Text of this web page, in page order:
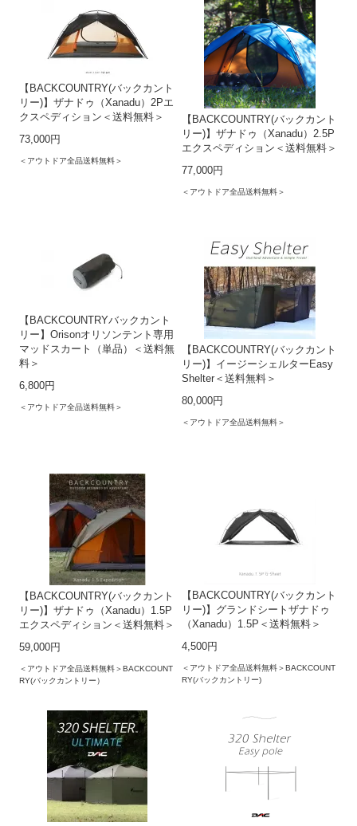
【BACKCOUNTRY(バックカント
リー)】ザナドゥ（Xanadu）2Pエ
クスペディション＜送料無料＞
73,000円
＜アウトドア全品送料無料＞
【BACKCOUNTRY(バックカント
リー)】ザナドゥ（Xanadu）2.5P
エクスペディション＜送料無料＞
77,000円
＜アウトドア全品送料無料＞
【BACKCOUNTRYバックカント
リー】Orisonオリソンテント専用
マッドスカート（単品）＜送料無
料＞
6,800円
＜アウトドア全品送料無料＞
【BACKCOUNTRY(バックカント
リー)】イージーシェルターEasy
Shelter＜送料無料＞
80,000円
＜アウトドア全品送料無料＞
【BACKCOUNTRY(バックカント
リー)】ザナドゥ（Xanadu）1.5P
エクスペディション＜送料無料＞
59,000円
＜アウトドア全品送料無料＞BACKCOUNT
RY(バックカントリー）
【BACKCOUNTRY(バックカント
リー)】グランドシートザナドゥ
（Xanadu）1.5P＜送料無料＞
4,500円
＜アウトドア全品送料無料＞BACKCOUNT
RY(バックカントリー)